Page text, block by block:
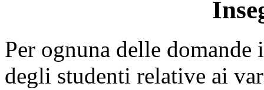
Per ognuna delle
degli studenti relative ai